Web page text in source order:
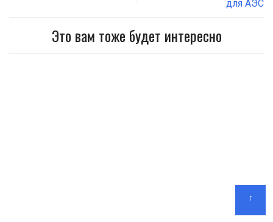
для АЭС
Это вам тоже будет интересно
↑